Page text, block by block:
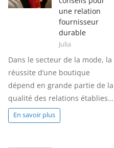
une relation
fournisseur
durable
Julia
Dans le secteur de la mode, la
réussite d’une boutique
dépend en grande partie de la
qualité des relations établies…
En savoir plus